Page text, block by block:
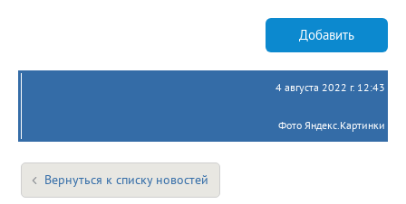
Добавить
4 августа 2022 г. 12:43
Фото Яндекс.Картинки
Вернуться к списку новостей